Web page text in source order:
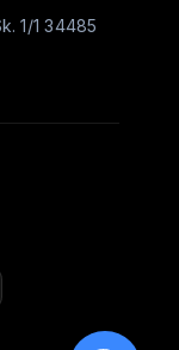
1/1 34485